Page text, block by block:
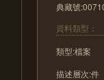
典藏號
資料類型：
類型:檔案
描述層次:件